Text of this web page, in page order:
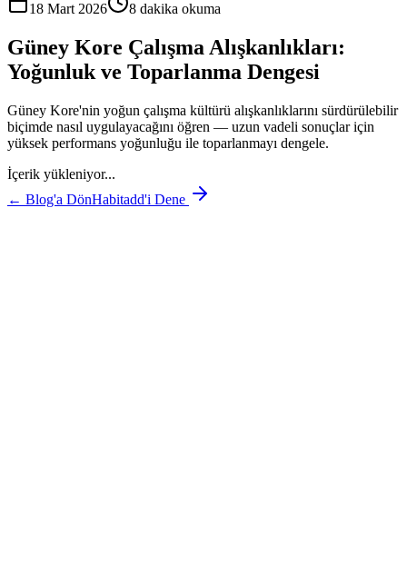
18 Mart 2026
8 dakika okuma
Güney Kore Çalışma Alışkanlıkları:
Yoğunluk ve Toparlanma Dengesi
Güney Kore'nin yoğun çalışma kültürü alışkanlıklarını sürdürülebilir
biçimde nasıl uygulayacağını öğren — uzun vadeli sonuçlar için
yüksek performans yoğunluğu ile toparlanmayı dengele.
İçerik yükleniyor...
← Blog'a DönHabitadd'i Dene